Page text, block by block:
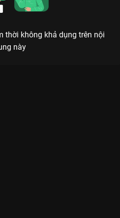
thời không khả dụng trên nội
này